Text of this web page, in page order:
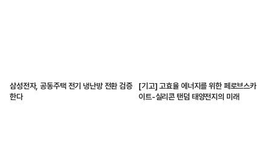
삼성전자, 공동주택 전기 냉난방 전환 검증
한다
[기고] 고효율 에너지를 위한 페로브스카
이트-실리콘 탠덤 태양전지의 미래